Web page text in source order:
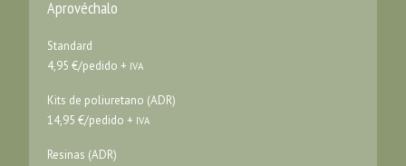
Aprovéchalo
Standard
4,95 €/pedido + IVA
Kits de poliuretano (ADR)
14,95 €/pedido + IVA
Resinas (ADR)